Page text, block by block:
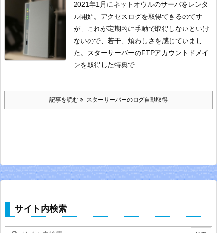
2021年1月にネットオウルのサーバをレンタ
ル開始。アクセスログを取得できるのです
が、これが定期的に手動で取得しないといけ
ないので、若干、煩わしさを感じていまし
た。
スターサーバーのFTPアカウント ドメイ
ンを取得した特典で ...
記事を読む スターサーバーのログ自動取得
サイト内検索